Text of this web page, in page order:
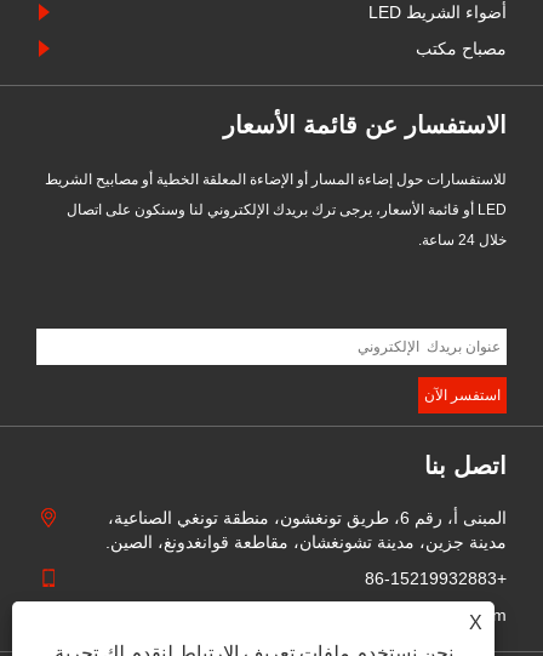
X
أضواء الشريط LED
مصباح مكتب
الاستفسار عن قائمة الأسعار
للاستفسارات حول إضاءة المسار أو الإضاءة المعلقة الخطية أو مصابيح الشريط
LED أو قائمة الأسعار، يرجى ترك بريدك الإلكتروني لنا وسنكون على اتصال
خلال 24 ساعة.
اتصل بنا
المبنى أ، رقم 6، طريق تونغشون، منطقة تونغي الصناعية،
مدينة جزين، مدينة تشونغشان، مقاطعة قوانغدونغ، الصين.
+86-15219932883
sophia@lightdailt.com